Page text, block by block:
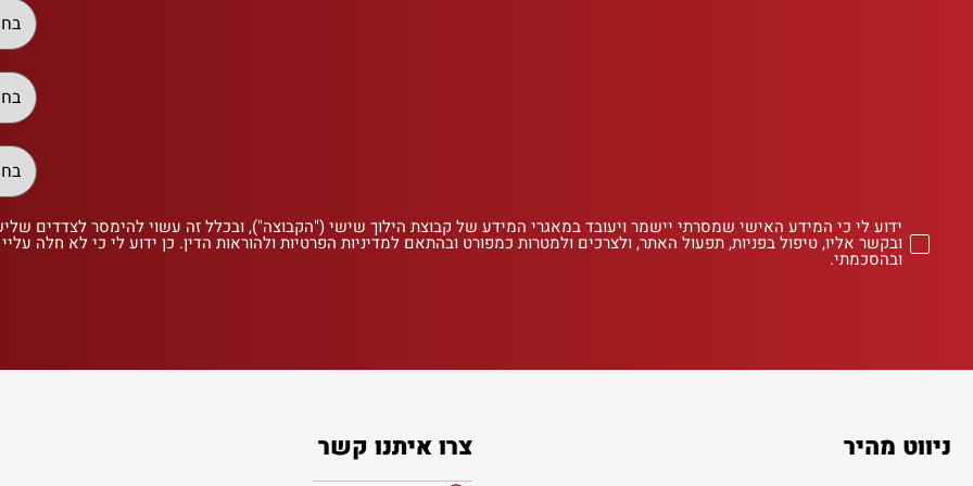
ידוע לי כי המידע האישי שמסרתי יישמר ויעובד במאגרי המידע של קבוצת הילוך שישי ("הקבוצה"), ובכלל זה עשוי להימסר לצדדים
ובקשר אליו, טיפול בפניות, תפעול האתר, ולצרכים ולמטרות כמפורט ובהתאם למדיניות הפרטיות ולהוראות הדין. כן ידוע לי כי לא חלה
ובהסכמתי.
ניווט מהיר צרו איתנו קשר